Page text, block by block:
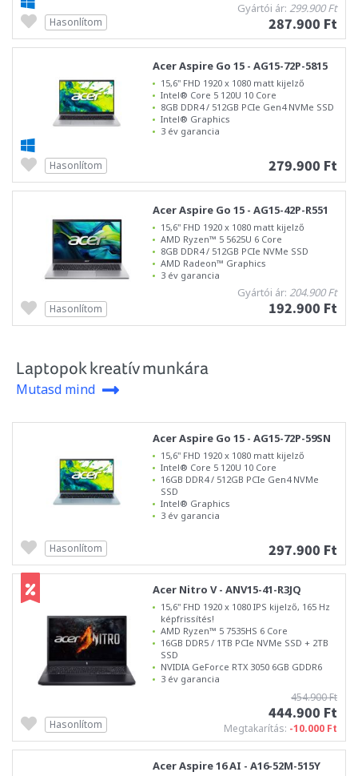
Gyártói ár: 299.900 Ft
287.900 Ft
Hasonlítom
Acer Aspire Go 15 - AG15-72P-5815
15,6" FHD 1920 x 1080 matt kijelző
Intel® Core 5 120U 10 Core
8GB DDR4 / 512GB PCIe Gen4 NVMe SSD
Intel® Graphics
3 év garancia
279.900 Ft
Hasonlítom
Acer Aspire Go 15 - AG15-42P-R551
15,6" FHD 1920 x 1080 matt kijelző
AMD Ryzen™ 5 5625U 6 Core
8GB DDR4 / 512GB PCIe NVMe SSD
AMD Radeon™ Graphics
3 év garancia
Gyártói ár: 204.900 Ft
192.900 Ft
Hasonlítom
Laptopok kreatív munkára
Mutasd mind
Acer Aspire Go 15 - AG15-72P-59SN
15,6" FHD 1920 x 1080 matt kijelző
Intel® Core 5 120U 10 Core
16GB DDR4 / 512GB PCIe Gen4 NVMe
SSD
Intel® Graphics
3 év garancia
297.900 Ft
Hasonlítom
Acer Nitro V - ANV15-41-R3JQ
15,6" FHD 1920 x 1080 IPS kijelző, 165 Hz
képfrissítés!
AMD Ryzen™ 5 7535HS 6 Core
16GB DDR5 / 1TB PCIe NVMe SSD + 2TB
SSD
NVIDIA GeForce RTX 3050 6GB GDDR6
3 év garancia
454.900 Ft
444.900 Ft
Megtakarítás: -10.000 Ft
Hasonlítom
Acer Aspire 16 AI - A16-52M-515Y